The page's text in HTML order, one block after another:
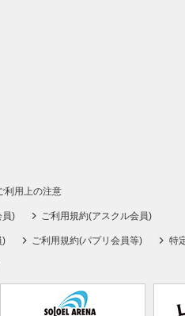
利用上の注意
員) ご利用規約(アスクル会員)
) ご利用規約(パプリ会員等) 特